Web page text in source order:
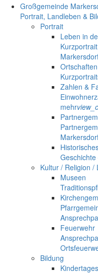
Großgemeinde
Portrait, Landleben &
Portrait
Leben in
Ortschaften
Zahlen &
mehr
Kultur / Religion /
Museen
Feuerwehr
Bildung